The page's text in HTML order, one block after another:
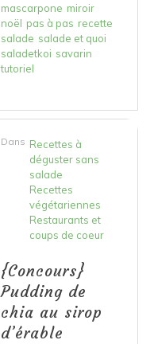
mascarpone miroir
noël pas à pas recette
salade salade et quoi
saladetkoi savarin
tutoriel
Dans Recettes à
déguster sans
salade
Recettes
végétariennes
Restaurants et
coups de coeur
{Concours}
Pudding de
chia au sirop
d’érable